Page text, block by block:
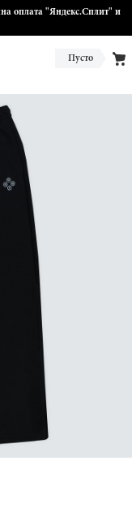
оплата "Яндекс.Сплит" и
Пусто